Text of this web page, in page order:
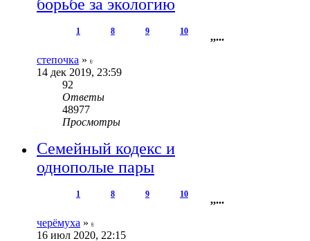
борьбе за экологию
1 ...
8 ,
9 ,
10
степочка »
14 дек 2019, 23:59
92
Ответы
48977
Просмотры
Семейный кодекс и
однополые пары
1 ...
8 ,
9 ,
10
черёмуха »
16 июл 2020, 22:15